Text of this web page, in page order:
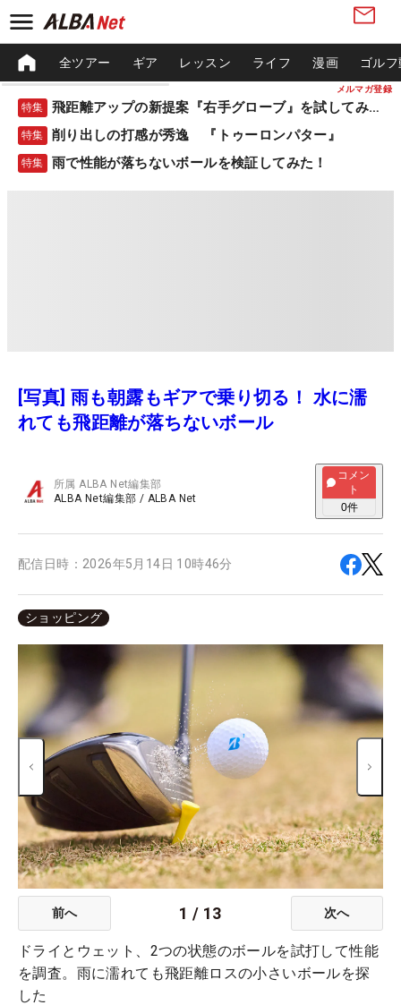
メルマガ登録
全ツアー ギア レッスン ライフ 漫画 ゴル
特集 飛距離アップの新提案『右手グローブ』を試してみた！
特集 削り出しの打感が秀逸 『トゥーロンパター』
特集 雨で性能が落ちないボールを検証してみた！
[写真] 雨も朝露もギアで乗り切る！ 水に濡
れても飛距離が落ちないボール
所属ALBA Net編集部
ALBA Net編集部 / ALBA Net
コメン
ト
0件
配信日時： 2026年5月14日 10時46分
ショッピング
前へ 1 / 13 次へ
ドライとウェット、2つの状態のボールを試打して性能
を調査。雨に濡れても飛距離ロスの小さいボールを探
した